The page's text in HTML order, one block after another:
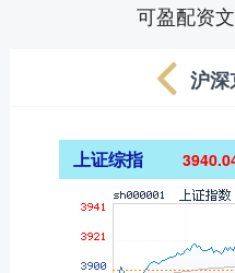
可盈配资
沪
上证综指